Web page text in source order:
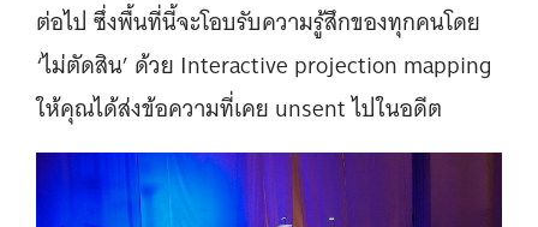
ต่อไป ซึ่งพื้นที่นี้จะโอบรับความรู้สึกของทุกคนโดย
‘ไม่ตัดสิน’ ด้วย Interactive projection mapping
ให้คุณได้ส่งข้อความที่เคย unsent ไปในอดีต